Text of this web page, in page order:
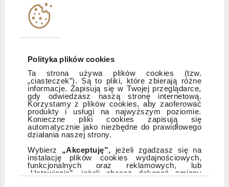
Polityka plików cookies
Ta strona używa plików cookies (tzw.
„ciasteczek”). Są to pliki, które zbierają różne
informacje. Zapisują się w Twojej przeglądarce,
gdy odwiedzasz naszą stronę internetową.
Korzystamy z plików cookies, aby zaoferować
produkty i usługi na najwyższym poziomie.
Konieczne pliki cookies zapisują się
automatycznie jako niezbędne do prawidłowego
działania naszej strony.
Wybierz „Akceptuję”, jeżeli zgadzasz się na
instalację plików cookies wydajnościowych,
funkcjonalnych oraz reklamowych, lub
„Ustawienia”, jeżeli chcesz dokonać zmiany
Instytucje współpracujące
Zastrzeżenia prawne
ESG